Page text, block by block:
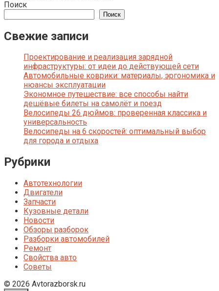
Поиск
Поиск
Свежие записи
Проектирование и реализация зарядной
инфраструктуры: от идеи до действующей сети
Автомобильные коврики: материалы, эргономика и
нюансы эксплуатации
Экономное путешествие: все способы найти
дешёвые билеты на самолёт и поезд
Велосипеды 26 дюймов: проверенная классика и
универсальность
Велосипеды на 6 скоростей: оптимальный выбор
для города и отдыха
Рубрики
Автотехнологии
Двигатели
Запчасти
Кузовные детали
Новости
Обзоры разборок
Разборки автомобилей
Ремонт
Свойства авто
Советы
© 2026 Avtorazborsk.ru